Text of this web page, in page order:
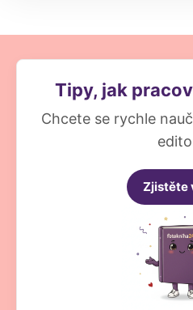
Tipy, jak
Chcete se rychle
Zjistěte